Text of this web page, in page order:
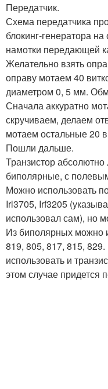
Передатчик.
Схема передатчика
блокинг-генератора
намотки передающей
Желательно взять
оправу мотаем 40
диаметром 0, 5 мм.
Сначала аккуратно
скручиваем, делаем
мотаем остальные 20
Пошли дальше.
Транзистор
биполярные, с
Можно использовать
Irl3705, Irf3205
использовал сам), но
Из биполярных можно
819, 805, 817, 815,
использовать и
этом случае придется